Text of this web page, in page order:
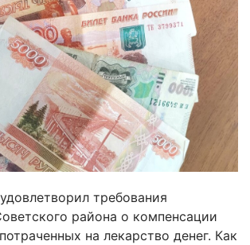
требования
района о компенсации
на лекарство денег. Как